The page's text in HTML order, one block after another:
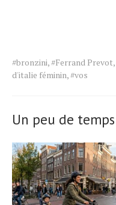
Tags
for
#bronzini,#Ferrand Prevot,
d'italie féminin,#vos
Un peu de